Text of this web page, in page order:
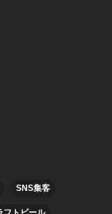
SNS集客